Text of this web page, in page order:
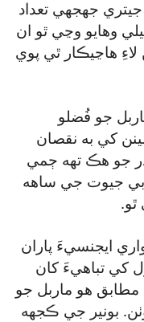
جيتري جهجهي تعداد
وهايو وڃي ٿو ان
هاڃيڪار ٿي پوي
جو فُضلو
کي به نقصان
جو هڪ تهه ڄمي
آبي جيوت جي ساهه
ايجنسيءَ پاران
کي تباهيءَ کان
مطابق هو ماربل جو
بونير جي ڪجهه